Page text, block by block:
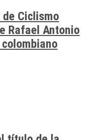
de Ciclismo
Rafael Antonio